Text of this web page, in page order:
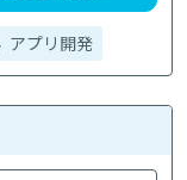
アプリ開発